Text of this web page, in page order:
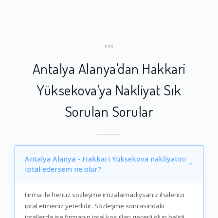
SSS
Antalya Alanya'dan Hakkari
Yüksekova'ya Nakliyat Sık
Sorulan Sorular
Antalya Alanya - Hakkari Yüksekova nakliyatını
iptal edersem ne olur?
Firma ile henüz sözleşme imzalamadıysanız ihalenizi
iptal etmeniz yeterlidir. Sözleşme sonrasındaki